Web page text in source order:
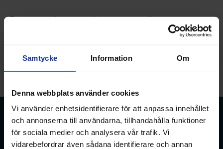
Samtycke Information Om
Denna webbplats använder cookies
Vi använder enhetsidentifierare för att anpassa innehållet
och annonserna till användarna, tillhandahålla funktioner
för sociala medier och analysera vår trafik. Vi
vidarebefordrar även sådana identifierare och annan
Presentation arbetstid 20240515.pdf